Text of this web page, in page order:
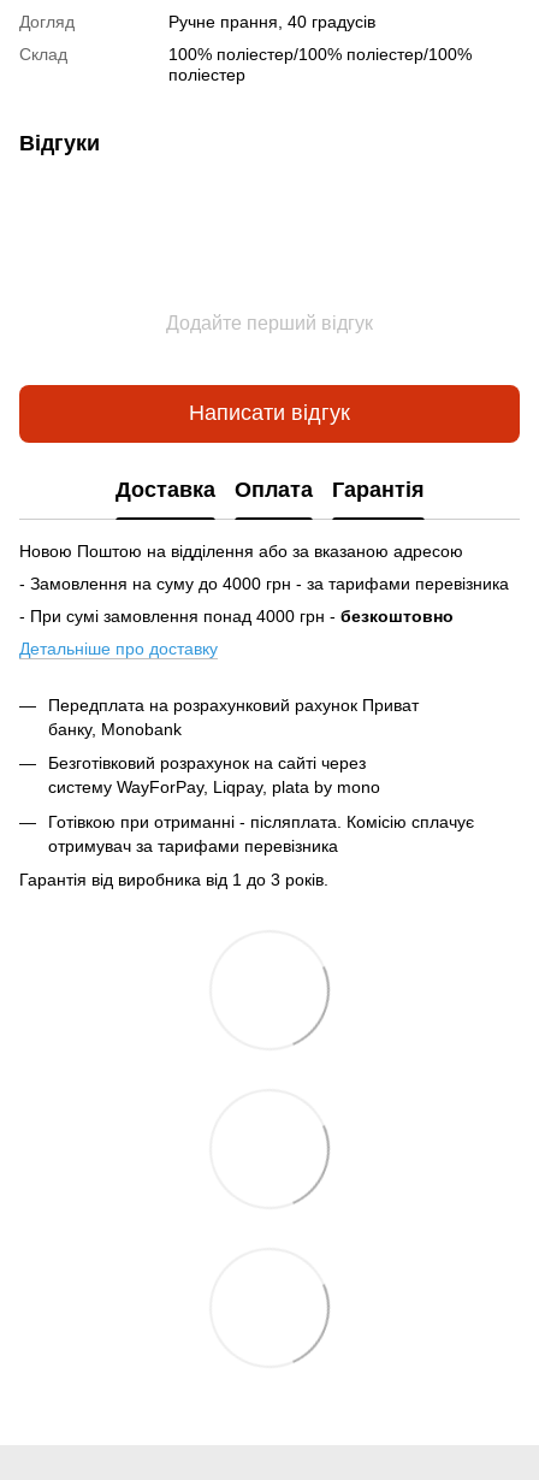
Догляд
Ручне прання, 40 градусів
Склад
100% поліестер/100% поліестер/100%
поліестер
Відгуки
Додайте перший відгук
Написати відгук
Доставка Оплата Гарантія
Новою Поштою на відділення або за вказаною адресою
- Замовлення на суму до 4000 грн - за тарифами перевізника
- При сумі замовлення понад 4000 грн - безкоштовно
Детальніше про доставку
Передплата на розрахунковий рахунок Приват
банку, Monobank
Безготівковий розрахунок на сайті через
систему WayForPay, Liqpay, plata by mono
Готівкою при отриманні - післяплата. Комісію сплачує
отримувач за тарифами перевізника
Гарантія від виробника від 1 до 3 років.